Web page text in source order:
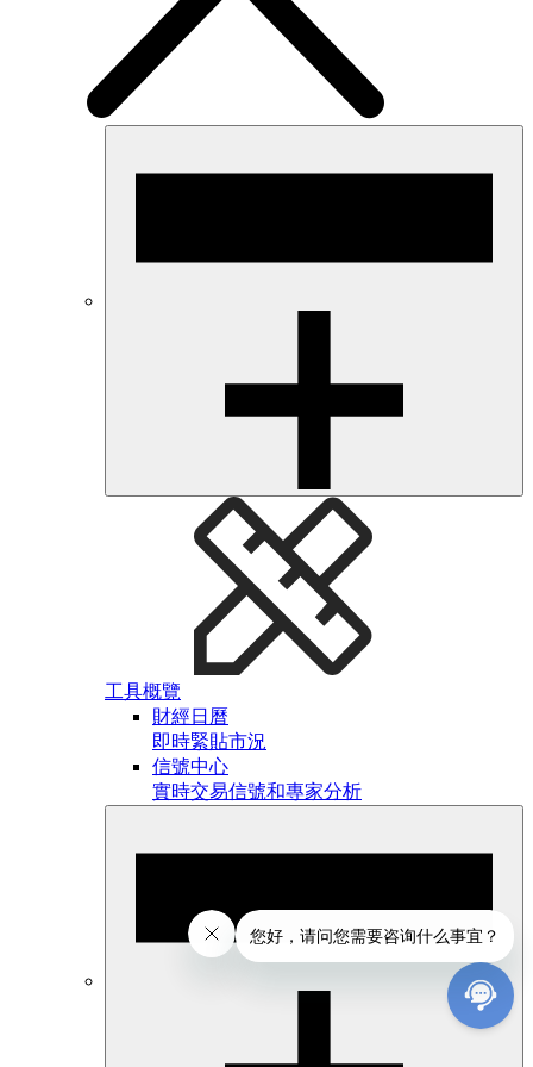
工具概覽
財經日曆
即時緊貼市況
信號中心
實時交易信號和專家分析